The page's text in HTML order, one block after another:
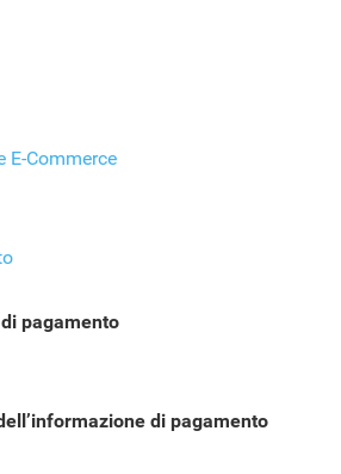
E-Commerce
pagamento
di pagamento